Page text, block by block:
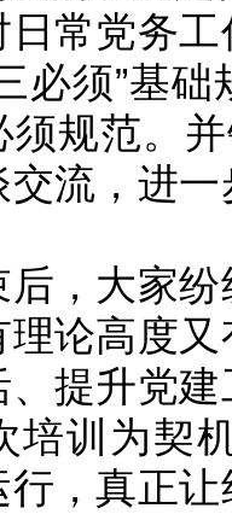
党务工
必须”基
规范。
流，进
大家纷
理论高度
提升党
培训为契
，真正